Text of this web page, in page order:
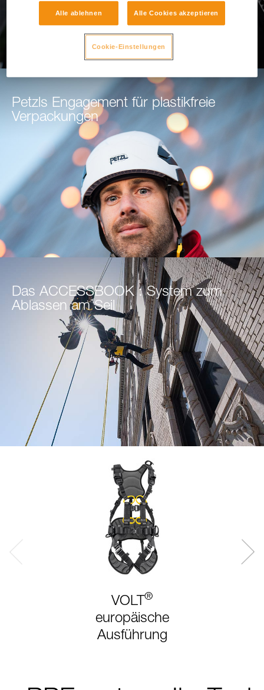
Petzls Engagement für plastikfreie
Verpackungen
Das ACCESSBOOK : System zum
Ablassen am Seil
VOLT ®
europäische
Ausführung
Alle ablehnen Alle Cookies akzeptieren
Cookie-Einstellungen